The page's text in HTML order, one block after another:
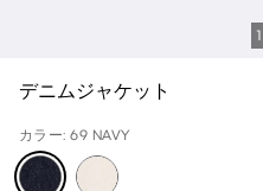
1
デニムジャケット
カラー: 69 NAVY